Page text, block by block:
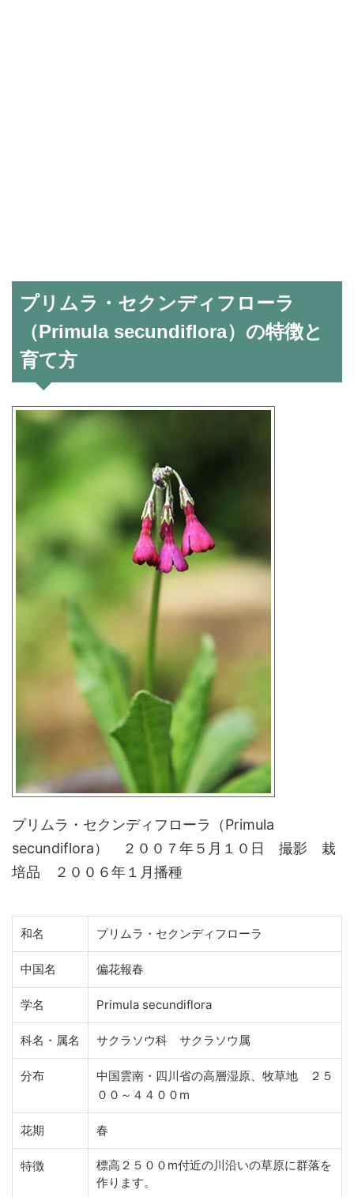
プリムラ・セクンディフローラ
（Primula secundiflora）の特徴と
育て方
プリムラ・セクンディフローラ（Primula
secundiflora） ２００７年５月１０日 撮影 栽
培品 ２００６年１月播種
和名 プリムラ・セクンディフローラ
中国名 偏花報春
学名 Primula secundiflora
科名・属名 サクラソウ科 サクラソウ属
分布
中国雲南・四川省の高層湿原、牧草地 ２５
００～４４００m
花期 春
特徴
標高２５００m付近の川沿いの草原に群落を
作ります。